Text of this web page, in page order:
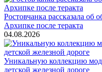
Ростовчанка рассказала об
Архипке после теракта
04.08.2026
Уникальную коллекцию
детской железной дороге